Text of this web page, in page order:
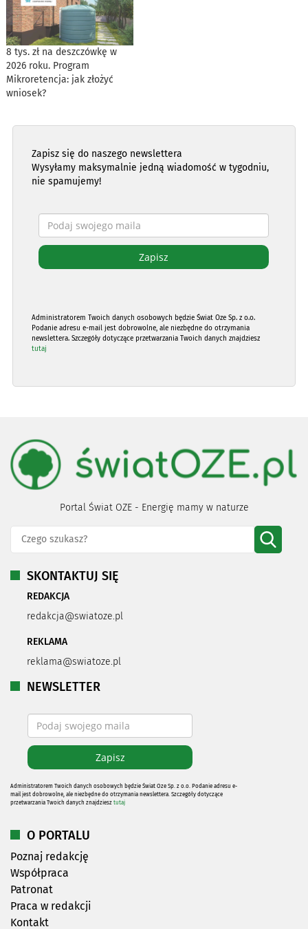
8 tys. zł na deszczówkę w
2026 roku. Program
Mikroretencja: jak złożyć
wniosek?
Zapisz się do naszego newslettera
Wysyłamy maksymalnie jedną wiadomość w tygodniu,
nie spamujemy!
Administratorem Twoich danych osobowych będzie Świat Oze Sp. z o.o.
Podanie adresu e-mail jest dobrowolne, ale niezbędne do otrzymania
newslettera. Szczegóły dotyczące przetwarzania Twoich danych znajdziesz
tutaj
Portal Świat OZE - Energię mamy w naturze
SKONTAKTUJ SIĘ
REDAKCJA
redakcja@swiatoze.pl
REKLAMA
reklama@swiatoze.pl
NEWSLETTER
Administratorem Twoich danych osobowych będzie Świat Oze Sp. z o.o. Podanie adresu e-
mail jest dobrowolne, ale niezbędne do otrzymania newslettera. Szczegóły dotyczące
przetwarzania Twoich danych znajdziesz tutaj
O PORTALU
Poznaj redakcję
Współpraca
Patronat
Praca w redakcji
Kontakt